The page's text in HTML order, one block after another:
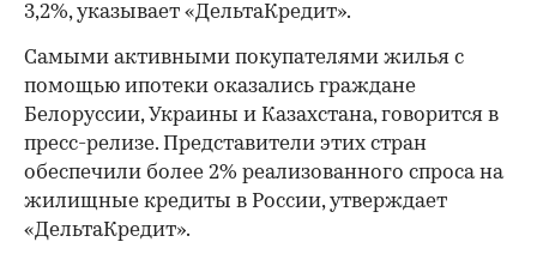
3,2%, указывает «ДельтаКредит».
Самыми активными покупателями жилья с
помощью ипотеки оказались граждане
Белоруссии, Украины и Казахстана, говорится в
пресс-релизе. Представители этих стран
обеспечили более 2% реализованного спроса на
жилищные кредиты в России, утверждает
«ДельтаКредит».